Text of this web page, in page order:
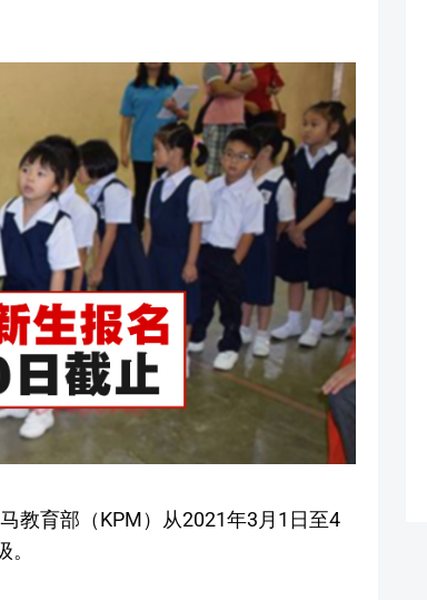
教育部（KPM）从2021年3月1日至4